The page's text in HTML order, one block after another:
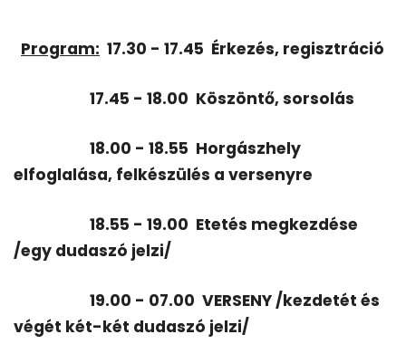
Program: 17.30 - 17.45 Érkezés, regisztráció
17.45 - 18.00 Köszöntő, sorsolás
18.00 - 18.55 Horgászhely
elfoglalása, felkészülés a versenyre
18.55 - 19.00 Etetés megkezdése
/egy dudaszó jelzi/
19.00 - 07.00 VERSENY /kezdetét és
végét két-két dudaszó jelzi/